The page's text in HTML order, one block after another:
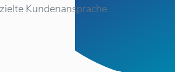
Kundenansprache.